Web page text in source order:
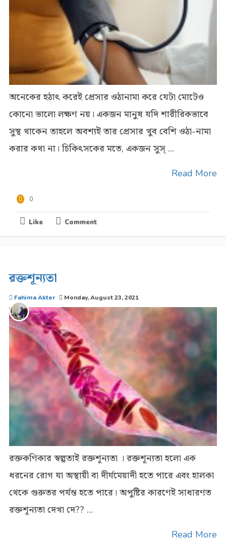
অনেকের হঠাৎ করেই প্রেসার ওঠানামা করে যেটা মোটেও
কোনো ভালো লক্ষণ নয়। একজন মানুষ যদি শারীরিকভাবে
সুস্থ থাকেন তাহলে অবশ্যই তার প্রেসার খুব বেশি ওঠা-নামা
করার কথা না। চিকিৎসকের মতে, একজন সুস্ ...
Read More
0
Like Comment
রক্তশূন্যতা
Fahima Akter Monday, August 23, 2021
রক্তকণিকার স্বল্পতাই রক্তশূন্যতা । রক্তশূন্যতা হলো এক
ধরনের রোগ যা অস্থায়ী বা দীর্ঘমেয়াদী হতে পারে এবং হালকা
থেকে গুরুতর পর্যন্ত হতে পারে। অপুষ্টির কারণেই সাধারণত
রক্তশূন্যতা দেখা দে?? ...
Read More